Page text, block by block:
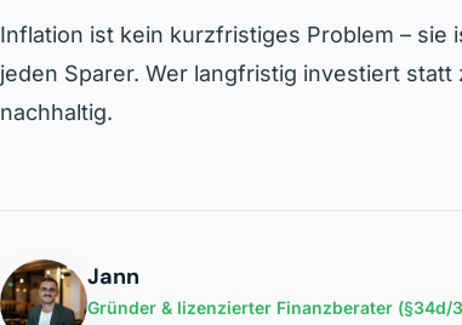
Inflation ist kein kurzfristiges Problem –
jeden Sparer. Wer langfristig investiert
nachhaltig.
Jann
Gründer & lizenzierter Finanzberater (§34d/